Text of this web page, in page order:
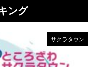
ング
サクラタウン